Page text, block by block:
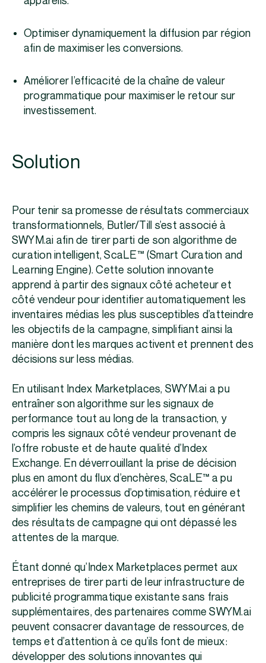
Optimiser dynamiquement la diffusion par région
afin de maximiser les conversions.
Améliorer l’efficacité de la chaîne de valeur
programmatique pour maximiser le retour sur
investissement.
Solution
Pour tenir sa promesse de résultats commerciaux
transformationnels, Butler/Till s’est associé à
SWYM.ai afin de tirer parti de son algorithme de
curation intelligent, ScaLE™ (Smart Curation and
Learning Engine). Cette solution innovante
apprend à partir des signaux côté acheteur et
côté vendeur pour identifier automatiquement les
inventaires médias les plus susceptibles d’atteindre
les objectifs de la campagne, simplifiant ainsi la
manière dont les marques activent et prennent des
décisions sur less médias.
En utilisant Index Marketplaces, SWYM.ai a pu
entraîner son algorithme sur les signaux de
performance tout au long de la transaction, y
compris les signaux côté vendeur provenant de
l’offre robuste et de haute qualité d’Index
Exchange. En déverrouillant la prise de décision
plus en amont du flux d’enchères, ScaLE™ a pu
accélérer le processus d’optimisation, réduire et
simplifier les chemins de valeurs, tout en générant
des résultats de campagne qui ont dépassé les
attentes de la marque.
Étant donné qu’Index Marketplaces permet aux
entreprises de tirer parti de leur infrastructure de
publicité programmatique existante sans frais
supplémentaires, des partenaires comme SWYM.ai
peuvent consacrer davantage de ressources, de
temps et d’attention à ce qu’ils font de mieux :
développer des solutions innovantes qui